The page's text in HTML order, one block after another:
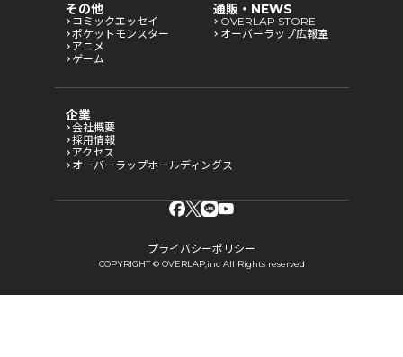
その他
コミックエッセイ
ポケットモンスター
アニメ
ゲーム
通販・NEWS
OVERLAP STORE
オーバーラップ広報室
企業
会社概要
採用情報
アクセス
オーバーラップホールディングス
プライバシーポリシー
COPYRIGHT © OVERLAP,inc All Rights reserved